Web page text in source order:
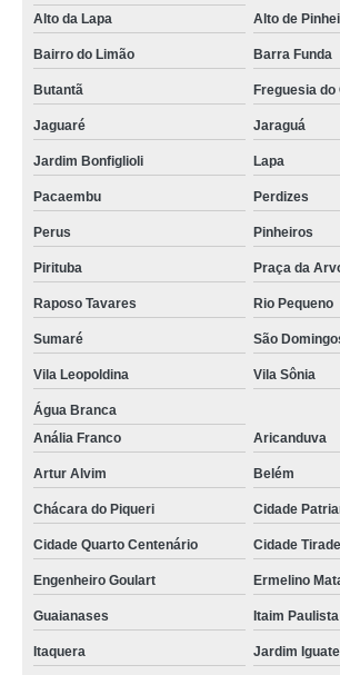
Alto da Lapa
Alto de
Bairro do Limão Barra Funda
Butantã Freguesia do
Jaguaré Jaraguá
Jardim Bonfiglioli Lapa
Pacaembu Perdizes
Perus Pinheiros
Pirituba Praça da
Raposo Tavares Rio Pequeno
Sumaré São
Vila Leopoldina Vila Sônia
Água Branca
Anália Franco
Aricanduva
Artur Alvim Belém
Chácara do Piqueri Cidade
Cidade Quarto Centenário Cidade
Engenheiro Goulart Ermelino
Guaianases Itaim Paulista
Itaquera Jardim